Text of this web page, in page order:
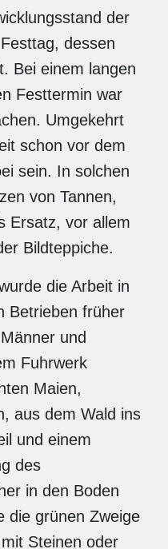
der
dessen
Bei einem langen
Festtermin war
Umgekehrt
schon vor dem
sein. In solchen
von Tannen,
Ersatz, vor allem
Bildteppiche.
die Arbeit in
Betrieben früher
und
Fuhrwerk
Maien,
aus dem Wald ins
und einem
des
in den Boden
die grünen Zweige
Steinen oder